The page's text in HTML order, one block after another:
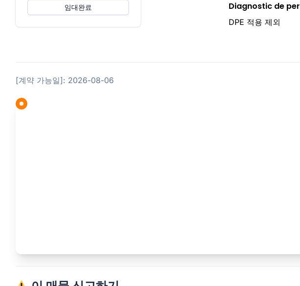
임대완료
Diagnostic de
DPE 적용 제외
[계약 가능일]: 2026-08-06